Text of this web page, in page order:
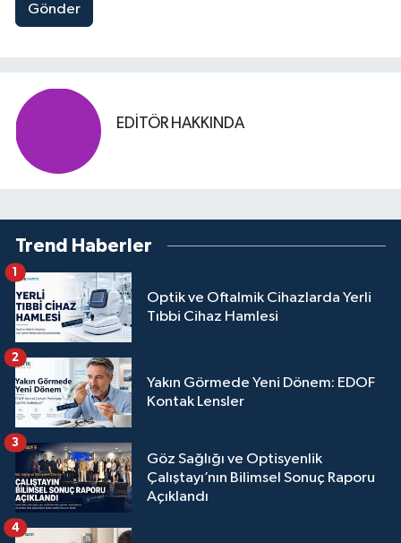
Gönder
EDITÖR HAKKINDA
Trend Haberler
Optik ve Oftalmik Cihazlarda Yerli
Tıbbi Cihaz Hamlesi
1
Yakın Görmede Yeni Dönem: EDOF
Kontak Lensler
2
Göz Sağlığı ve Optisyenlik
Çalıştayı’nın Bilimsel Sonuç Raporu
Açıklandı
3
4